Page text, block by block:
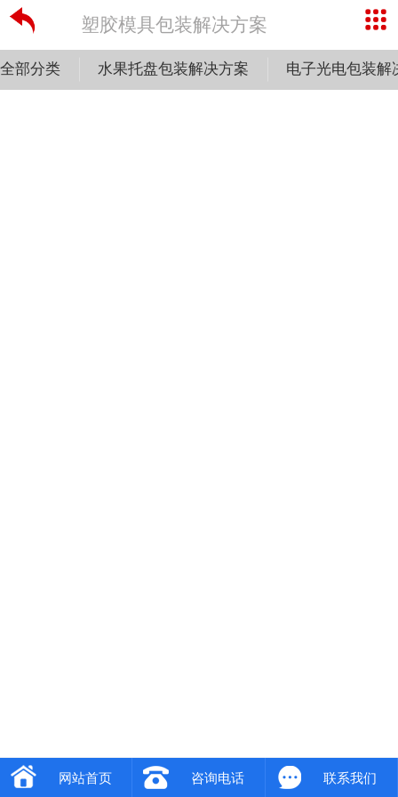
塑胶模具包装解决方案
全部分类 水果托盘包装解决方案 电子光电包装解
网站首页 咨询电话 联系我们